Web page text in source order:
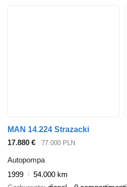
MAN 14.224 Strazacki
17.880 €
77.000 PLN
Autopompa
1999
54.000 km